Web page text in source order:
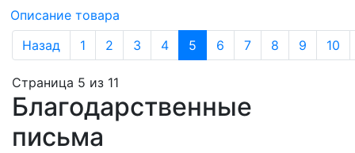
Описание товара
Назад
1 2 3 4 5 6 7 8 9 10
Страница 5 из 11
Благодарственные
письма